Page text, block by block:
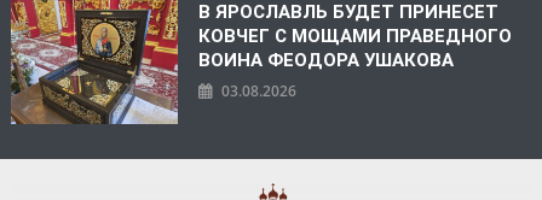
В ЯРОСЛАВЛЬ БУДЕТ ПРИНЕСЕТ
КОВЧЕГ С МОЩАМИ ПРАВЕДНОГО
ВОИНА ФЕОДОРА УШАКОВА
03.08.2026